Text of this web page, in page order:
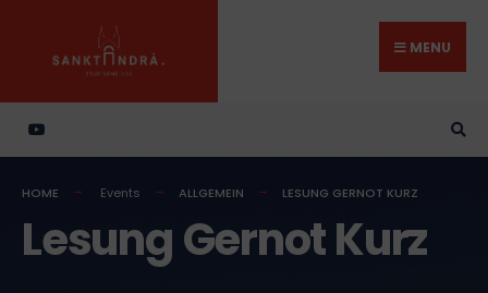
content
MENU
HOME Events ALLGEMEIN LESUNG GERNOT KURZ
Lesung Gernot Kurz